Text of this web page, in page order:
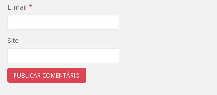
E-mail *
Site